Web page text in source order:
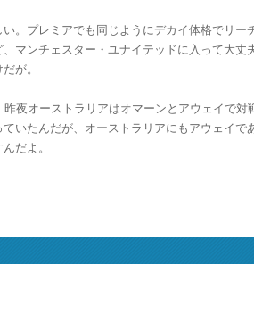
。プレミアでも同じようにデカイ体格でリー
マンチェスター・ユナイテッドに入って大丈
が。
夜オーストラリアはオマーンとアウェイで対
いたんだが、オーストラリアにもアウェイで
だよ。